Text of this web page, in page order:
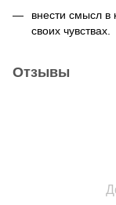
внести смысл в
своих чувствах.
Отзывы